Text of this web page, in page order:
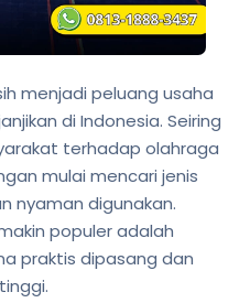
menjadi peluang usaha
di Indonesia. Seiring
terhadap olahraga
mulai mencari jenis
nyaman digunakan.
populer adalah
praktis dipasang dan